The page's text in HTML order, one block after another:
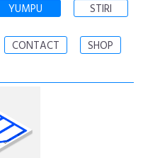
YUMPU STIRI
CONTACT SHOP